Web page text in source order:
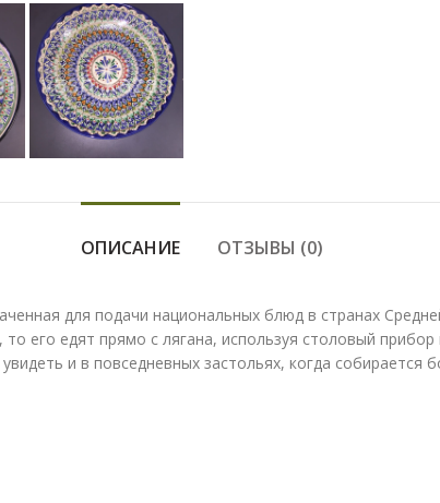
ОПИСАНИЕ ОТЗЫВЫ (0)
для подачи национальных блюд в странах
его едят прямо с лягана, используя столовый
и в повседневных застольях, когда